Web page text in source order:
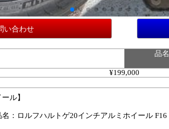
い合わせ
品名
¥199,000
ール】
：ロルフハルトゲ20インチアルミホイール F16